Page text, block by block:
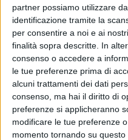
partner possiamo utilizzare
identificazione tramite la
per consentire a noi e ai
finalità sopra descritte. In
consenso o accedere a
le tue preferenze prima di
alcuni trattamenti dei dati
consenso, ma hai il diritto di
preferenze si applicheranno
modificare le tue preferenze
momento tornando su
La bambina, che ha quasi
show delpapàe degli
nel parterre e ha
tutto, traccia presente
dei Club Dogo,Penna